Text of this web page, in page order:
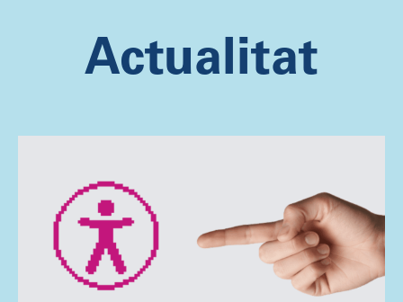
Actualitat